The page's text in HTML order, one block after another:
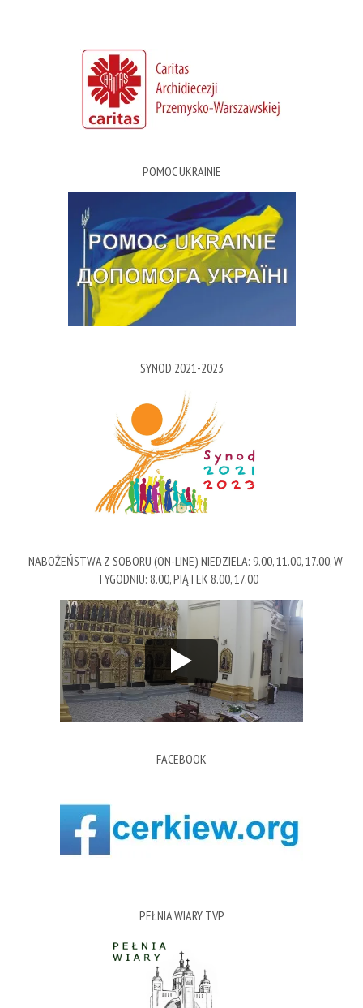
POMOC UKRAINIE
SYNOD 2021-2023
NABOŻEŃSTWA Z SOBORU (ON-LINE) NIEDZIELA: 9.00, 11.00, 17.00, W
TYGODNIU: 8.00, PIĄTEK 8.00, 17.00
FACEBOOK
PEŁNIA WIARY TVP